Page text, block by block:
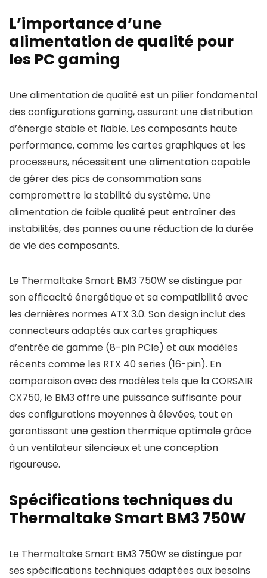
L’importance d’une
alimentation de qualité pour
les PC gaming
Une alimentation de qualité est un pilier fondamental
des configurations gaming, assurant une distribution
d’énergie stable et fiable. Les composants haute
performance, comme les cartes graphiques et les
processeurs, nécessitent une alimentation capable
de gérer des pics de consommation sans
compromettre la stabilité du système. Une
alimentation de faible qualité peut entraîner des
instabilités, des pannes ou une réduction de la durée
de vie des composants.
Le Thermaltake Smart BM3 750W se distingue par
son efficacité énergétique et sa compatibilité avec
les dernières normes ATX 3.0. Son design inclut des
connecteurs adaptés aux cartes graphiques
d’entrée de gamme (8-pin PCIe) et aux modèles
récents comme les RTX 40 series (16-pin). En
comparaison avec des modèles tels que la CORSAIR
CX750, le BM3 offre une puissance suffisante pour
des configurations moyennes à élevées, tout en
garantissant une gestion thermique optimale grâce
à un ventilateur silencieux et une conception
rigoureuse.
Spécifications techniques du
Thermaltake Smart BM3 750W
Le Thermaltake Smart BM3 750W se distingue par
ses spécifications techniques adaptées aux besoins